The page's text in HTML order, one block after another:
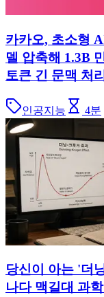
카카오, 초소형
델 압축해 1.3B
토큰 긴 문맥 처
인공지능 4분
당신이 아는 '더
나다 맥길대 과